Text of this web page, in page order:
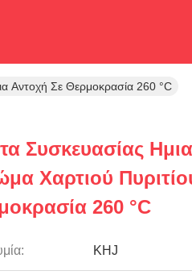
Αντοχή Σε Θερμοκρασία 260 °C
Συσκευασίας
Χαρτιού
260 °C
KHJ